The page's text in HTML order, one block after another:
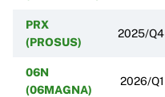
PRX
(PROSUS)
2025/Q4
06N
(06MAGNA)
2026/Q1